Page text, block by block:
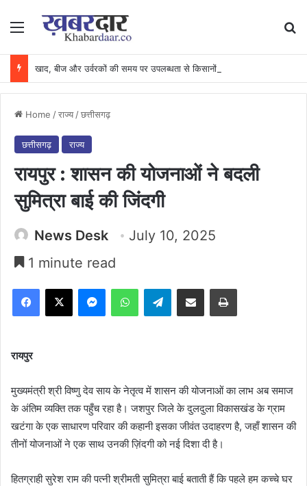
Menu
Home /राज्य /छत्तीसगढ़
छत्तीसगढ़ राज्य
रायपुर : शासन की योजनाओं ने बदली
सुमित्रा बाई की जिंदगी
News Desk
July 10, 2025
1 minute read
Facebook
X MessengerWhatsAppTelegramShare via Email Print
रायपुर
मुख्यमंत्री श्री विष्णु देव साय के नेतृत्व में शासन की योजनाओं का लाभ अब समाज
के अंतिम व्यक्ति तक पहुँच रहा है। जशपुर जिले के दुलदुला विकासखंड के ग्राम
खटंगा के एक साधारण परिवार की कहानी इसका जीवंत उदाहरण है, जहाँ शासन की
तीनों योजनाओं ने एक साथ उनकी ज़िंदगी को नई दिशा दी है।
हितग्राही सुरेश राम की पत्नी श्रीमती सुमित्रा बाई बताती हैं कि पहले हम कच्चे घर